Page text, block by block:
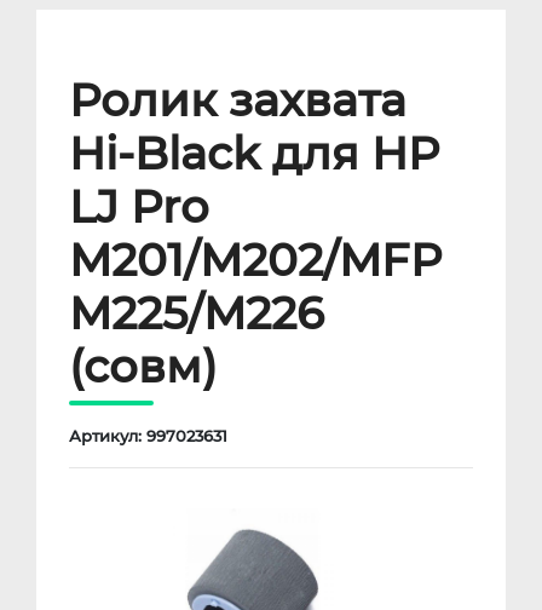
Ролик захвата
Hi-Black для HP
LJ Pro
M201/M202/MFP
M225/M226
(совм)
Артикул: 997023631